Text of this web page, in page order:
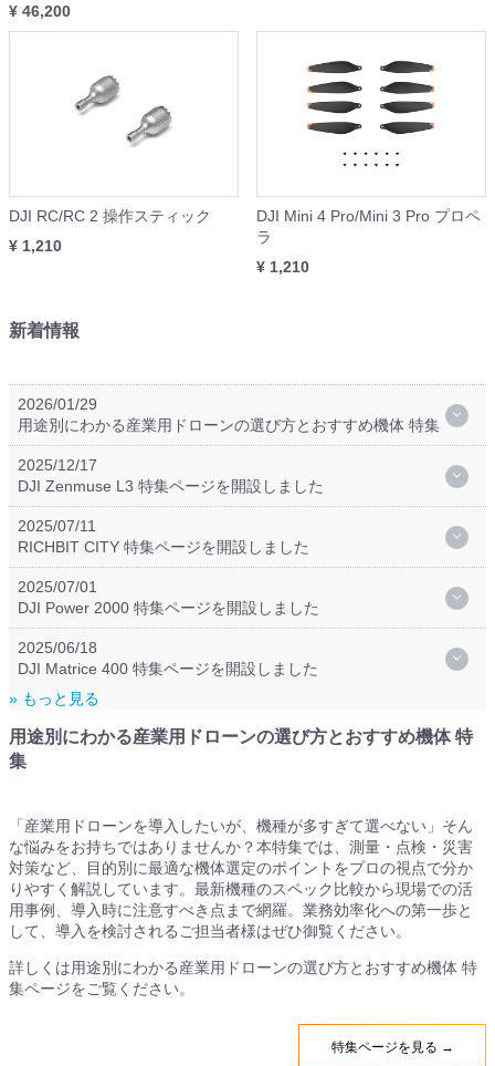
¥ 46,200
DJI RC/RC 2 操作スティック
¥ 1,210
DJI Mini 4 Pro/Mini 3 Pro プロペ
ラ
¥ 1,210
新着情報
2026/01/29
用途別にわかる産業用ドローンの選び方とおすすめ機体 特集
2025/12/17
DJI Zenmuse L3 特集ページを開設しました
2025/07/11
RICHBIT CITY 特集ページを開設しました
2025/07/01
DJI Power 2000 特集ページを開設しました
2025/06/18
DJI Matrice 400 特集ページを開設しました
» もっと見る
用途別にわかる産業用ドローンの選び方とおすすめ機体 特
集
「産業用ドローンを導入したいが、機種が多すぎて選べない」そん
な悩みをお持ちではありませんか？本特集では、測量・点検・災害
対策など、目的別に最適な機体選定のポイントをプロの視点で分か
りやすく解説しています。最新機種のスペック比較から現場での活
用事例、導入時に注意すべき点まで網羅。業務効率化への第一歩と
して、導入を検討されるご担当者様はぜひ御覧ください。
詳しくは用途別にわかる産業用ドローンの選び方とおすすめ機体 特
集ページをご覧ください。
特集ページを見る →